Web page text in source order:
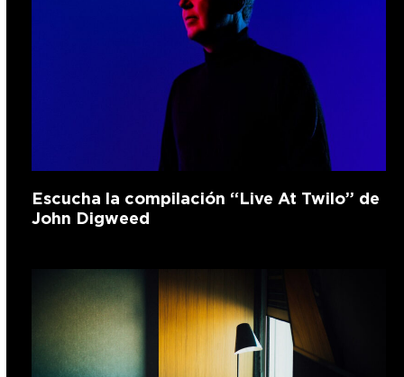
Escucha la compilación “Live At Twilo” de
John Digweed